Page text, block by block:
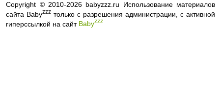
Copyright © 2010-2026 babyzzz.ru Использование материалов
сайта Babyzzz только с разрешения администрации, с активной
гиперссылкой на сайт Babyzzz